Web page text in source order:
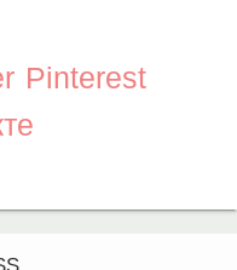
Pinterest